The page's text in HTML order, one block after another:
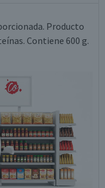
Producto
Contiene 600 g.